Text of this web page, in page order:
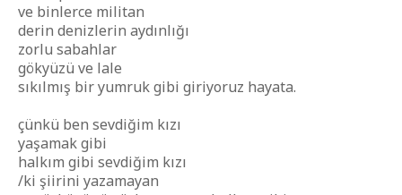
ve binlerce militan
derin denizlerin aydınlığı
zorlu sabahlar
gökyüzü ve lale
sıkılmış bir yumruk gibi giriyoruz hayata.
çünkü ben sevdiğim kızı
yaşamak gibi
halkım gibi sevdiğim kızı
/ki şiirini yazamayan